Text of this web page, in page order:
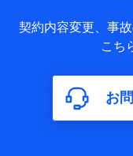
約に関する情報。例
名、住所、生年月日
保険加入の目的、保
年数などの情報、ペ
れます。
【共同して利用す
契約内容変更、事
こち
お